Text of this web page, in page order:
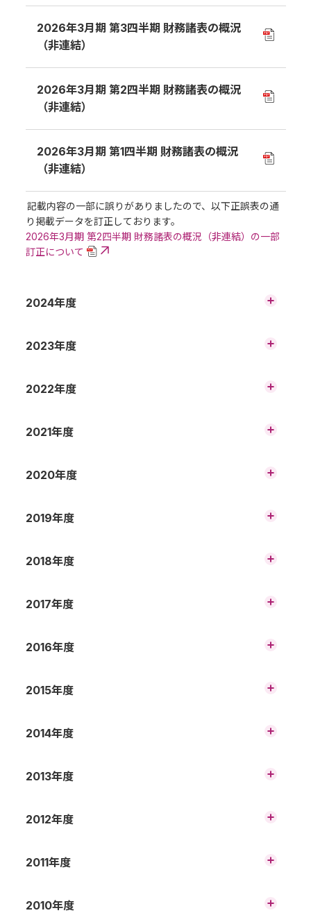
2026年3月期 第3四半期 財務諸表の概況
（非連結）
2026年3月期 第2四半期 財務諸表の概況
（非連結）
2026年3月期 第1四半期 財務諸表の概況
（非連結）
記載内容の一部に誤りがありましたので、以下正誤表の通
り掲載データを訂正しております。
2026年3月期 第2四半期 財務諸表の概況（非連結）の一部
訂正について
2024年度
2025年3月期 財務諸表の概況（非連結）
2025年3月期 第3四半期 財務諸表の概況
（非連結）
2025年3月期 第1四半期 財務諸表の概況
2023年度
2024年3月期 財務諸表の概況（非連結）
2024年3月期 第3四半期 財務諸表の概況
（非連結）
2024年3月期 第1四半期 財務諸表の概況
2022年度
2023年3月期 財務諸表の概況（非連結）
2023年3月期 第3四半期 財務諸表の概況
（非連結）
2023年3月期 第1四半期 財務諸表の概況
2021年度
2022年3月期 財務諸表の概況（非連結）
2022年3月期 第3四半期 財務諸表の概況
（非連結）
2022年3月期 第1四半期 財務諸表の概況
2020年度
2021年3月期 財務諸表の概況（非連結）
2021年3月期 第3四半期 財務諸表の概況
（非連結）
2021年3月期 第1四半期 財務諸表の概況（非
2019年度
2020年3月期 財務諸表の概況（連結）
2020年3月期 第3四半期 財務諸表の概況
（連結）
2020年3月期 第1四半期 財務諸表の概況
2018年度
2019年3月期 財務諸表の概況（連結）
2019年3月期 第3四半期 財務諸表の概況
（連結）
2019年3月期 第1四半期 財務諸表の概況（連
2017年度
2018年3月期 財務諸表の概況（連結）
2018年3月期 第3四半期 財務諸表の概況
（連結）
2018年3月期 第1四半期 財務諸表の概況
2016年度
2017年3月期 財務諸表の概況（連結）
2017年3月期 第3四半期 財務諸表の概況
（連結）
2017年3月期 第1四半期 財務諸表の概況
2015年度
2016年3月期 財務諸表の概況（連結）
2016年3月期 第3四半期 財務諸表の概況
（連結）
2016年3月期 第1四半期 財務諸表の概況（連
2014年度
2015年3月期 財務諸表の概況（連結）
2015年3月期 第3四半期 財務諸表の概況
（連結）
2013年度
2014年3月期 財務諸表の概況（連結）
2014年3月期 第3四半期 財務諸表の概況
2012年度
平成25年3月期（2012年度） 財務諸表の概
2011年度
平成24年3月期（2011年度） 財務諸表の概
2010年度